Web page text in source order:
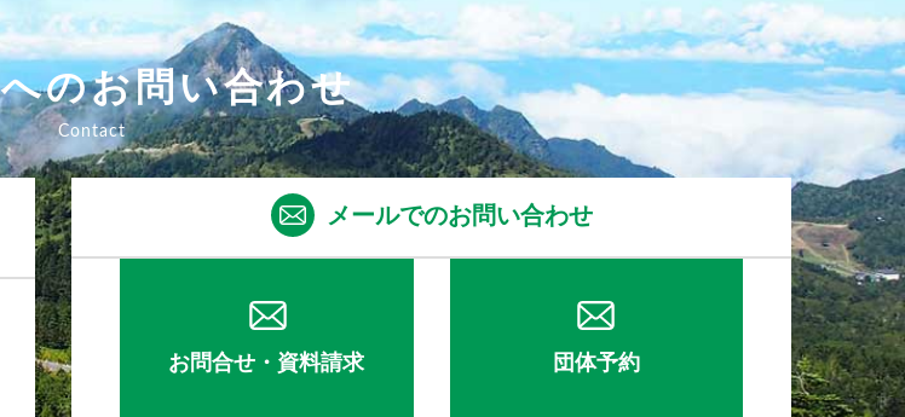
のお問い合わせ
メールでのお問い合わせ
お問合せ・資料請求 団体予約